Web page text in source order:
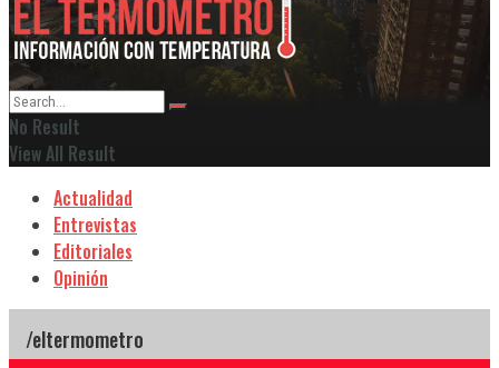
No Result
View All Result
Actualidad
Entrevistas
Editoriales
Opinión